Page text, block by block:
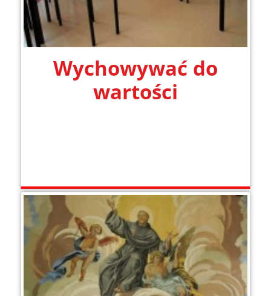
Wychowywać do
wartości